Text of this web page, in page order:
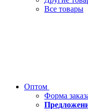
Все товары
Оптом
Форма